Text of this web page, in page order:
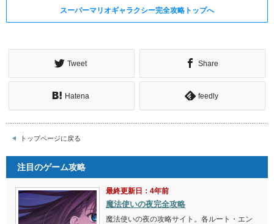
スーパーマリオギャラクシー完全攻略トップへ
Tweet Share
Hatena feedly
トップページに戻る
注目のゲーム攻略
最終更新日：4年前
魔法使いの夜完全攻略
魔法使いの夜の攻略サイト。各ルート・エン